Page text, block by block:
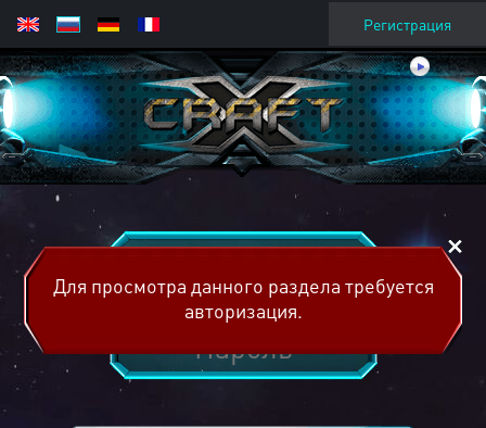
Регистрация
Для просмотра данного раздела требуется
авторизация.